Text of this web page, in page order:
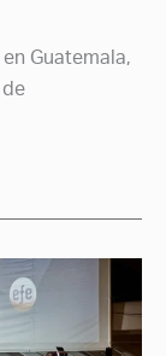
Guatemala,